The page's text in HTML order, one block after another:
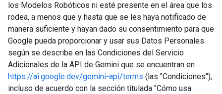
los Modelos Robóticos ni esté presente en el área que los
rodea, a menos que y hasta que se les haya notificado de
manera suficiente y hayan dado su consentimiento para que
Google pueda proporcionar y usar sus Datos Personales
según se describe en las Condiciones del Servicio
Adicionales de la API de Gemini que se encuentran en
https://ai.google.dev/gemini-api/terms (las "Condiciones"),
incluso de acuerdo con la sección titulada "Cómo usa